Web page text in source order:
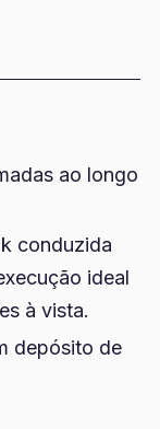
ao longo
conduzida
ideal
à vista.
depósito de